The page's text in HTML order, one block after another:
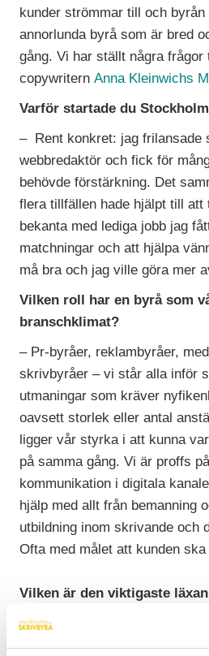
kunder strömmar till och
annorlunda byrå som är bred
gång. Vi har ställt några frågor
copywriternAnna Kleinwichs
Varför startade du
– Rent konkret: jag frilansade
webbredaktör och fick för
behövde förstärkning. Det
flera tillfällen hade hjälpt till att
bekanta med lediga jobb jag
matchningar och att hjälpa
må bra och jag ville göra mer
Vilken roll har en byrå som
branschklimat?
– Pr-byråer, reklambyråer,
skrivbyråer – vi står alla inför
utmaningar som kräver
oavsett storlek eller antal
ligger vår styrka i att kunna
på samma gång. Vi är proffs
kommunikation i digitala
hjälp med allt från bemanning
utbildning inom skrivande och
Ofta med målet att kunden
Vilken är den viktigaste
– Att det lönar sig att jobba på